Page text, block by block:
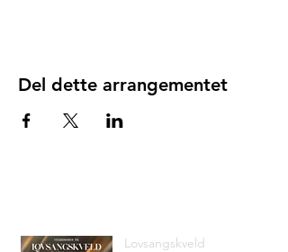
Del dette arrangementet
Lovsangskveld